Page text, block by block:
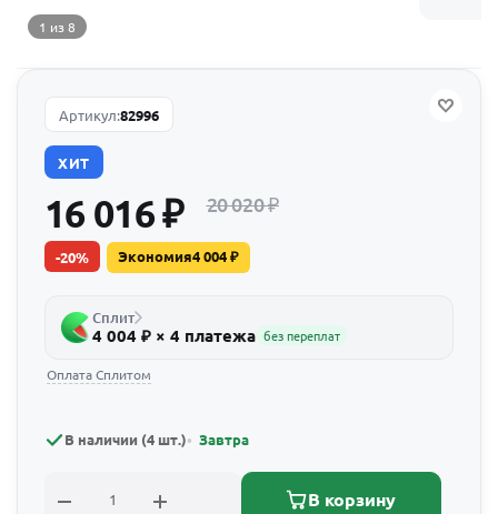
1 из 8
Артикул:82996
ХИТ
16 016₽ 20 020₽
-20% Экономия4 004₽
Сплит
4 004 ₽ × 4 платежа без переплат
Оплата Сплитом
В наличии (4 шт.) Завтра
В корзину